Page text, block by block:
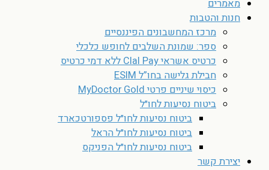
מאמרים
חנות והטבות
מרכז המחשבונים הפיננסיים
ספר: שמונת השלבים לחופש כלכלי
כרטיס אשראי Clal Pay ללא דמי כרטיס
חבילת גלישה בחו”ל ESIM
כיסוי שיניים פרטי MyDoctor Gold
ביטוח נסיעות לחו״ל
ביטוח נסיעות לחו״ל פספורטכארד
ביטוח נסיעות לחו״ל הראל
ביטוח נסיעות לחו״ל הפניקס
יצירת קשר